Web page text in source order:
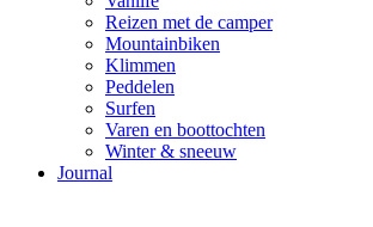
Reizen met de camper
Mountainbiken
Klimmen
Peddelen
Surfen
Varen en boottochten
Winter & sneeuw
Journal